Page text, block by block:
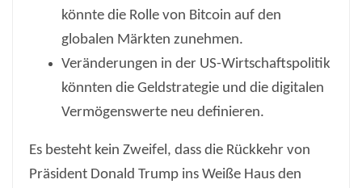
könnte die Rolle von Bitcoin auf den
globalen Märkten zunehmen.
Veränderungen in der US-Wirtschaftspolitik
könnten die Geldstrategie und die digitalen
Vermögenswerte neu definieren.
Es besteht kein Zweifel, dass die Rückkehr von
Präsident Donald Trump ins Weiße Haus den